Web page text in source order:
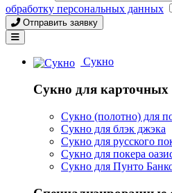
обработку персональных данных
Отправить заявку
Сукно
Сукно для карточных
Сукно (полотно) для
Сукно для блэк джэка
Сукно для русского
Сукно для покера
Сукно для Пунто